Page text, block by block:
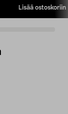
Lisää ostoskoriin